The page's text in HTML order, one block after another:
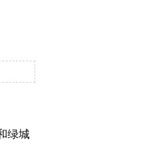
绿城